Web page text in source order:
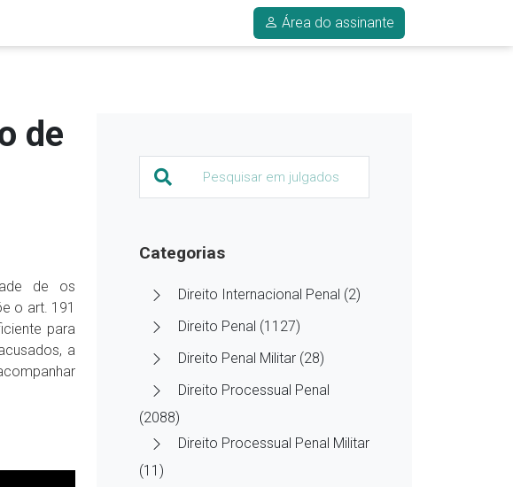
Área do assinante
de
de os
o art. 191
para
a
Categorias
Direito Internacional Penal (2)
Direito Penal (1127)
Direito Penal Militar (28)
Direito Processual Penal
(2088)
Direito Processual Penal Militar
(11)